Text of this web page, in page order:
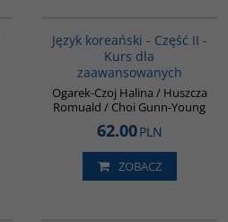
Język koreański - Część II -
Kurs dla
zaawansowanych
Ogarek-Czoj Halina / Huszcza
Romuald / Choi Gunn-Young
62.00PLN
ZOBACZ